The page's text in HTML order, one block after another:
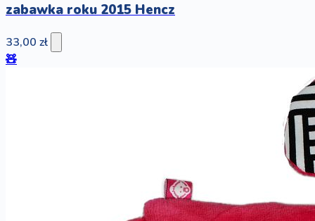
zabawka roku 2015 Hencz
33,00 zł
🧸